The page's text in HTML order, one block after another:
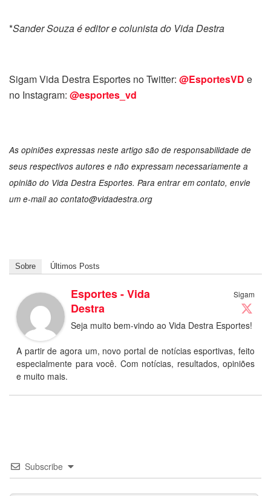
*Sander Souza é editor e colunista do Vida Destra
Sigam Vida Destra Esportes no Twitter: @EsportesVD e
no Instagram: @esportes_vd
As opiniões expressas neste artigo são de responsabilidade de
seus respectivos autores e não expressam necessariamente a
opinião do Vida Destra Esportes. Para entrar em contato, envie
um e-mail ao contato@vidadestra.org
Sobre Últimos Posts
Sigam
Esportes - Vida
Destra
Seja muito bem-vindo ao Vida Destra Esportes!
A partir de agora um, novo portal de notícias esportivas, feito
especialmente para você. Com notícias, resultados, opiniões
e muito mais.
Subscribe